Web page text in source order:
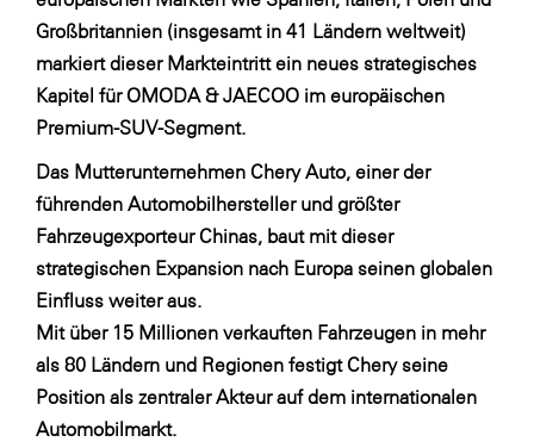
Getzner Werkstoffe
Heimat Österreich
ikp
Johnson & Johnson
JELD-WEN DANA
LAT Nitrogen
Libro
Die Menü-Manufaktur
MTH Retail Group
Großbritannien (insgesamt in 41 Ländern weltweit)
markiert dieser Markteintritt ein neues strategisches
Kapitel für OMODA & JAECOO im europäischen
Premium-SUV-Segment.
Das Mutterunternehmen Chery Auto, einer der
führenden Automobilhersteller und größter
Fahrzeugexporteur Chinas, baut mit dieser
strategischen Expansion nach Europa seinen globalen
Einfluss weiter aus.
Mit über 15 Millionen verkauften Fahrzeugen in mehr
als 80 Ländern und Regionen festigt Chery seine
Position als zentraler Akteur auf dem internationalen
Automobilmarkt.